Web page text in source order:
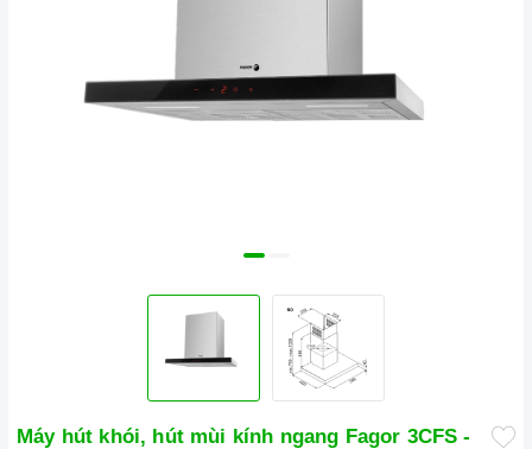
Máy hút khói, hút mùi kính ngang Fagor 3CFS -